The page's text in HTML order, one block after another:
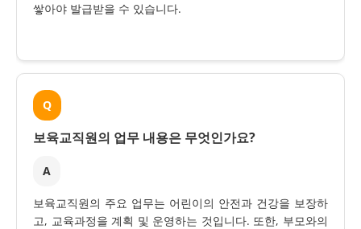
쌓아야 발급받을 수 있습니다.
Q
보육교직원의 업무 내용은 무엇인가요?
A
보육교직원의 주요 업무는 어린이의 안전과 건강을 보장하
고, 교육과정을 계획 및 운영하는 것입니다. 또한, 부모와의